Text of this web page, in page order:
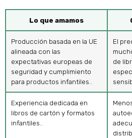
Lo que amamos
Producción basada en la UE
alineada con las
expectativas europeas de
seguridad y cumplimiento
para productos infantiles..
El
de
Experiencia dedicada en
libros de cartón y formatos
infantiles..